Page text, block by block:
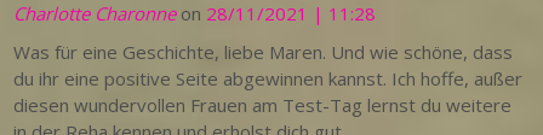
Charlotte Charonneon 28/11/2021 | 11:28
Was für eine Geschichte, liebe Maren. Und wie schöne, dass
du ihr eine positive Seite abgewinnen kannst. Ich hoffe, außer
diesen wundervollen Frauen am Test-Tag lernst du weitere